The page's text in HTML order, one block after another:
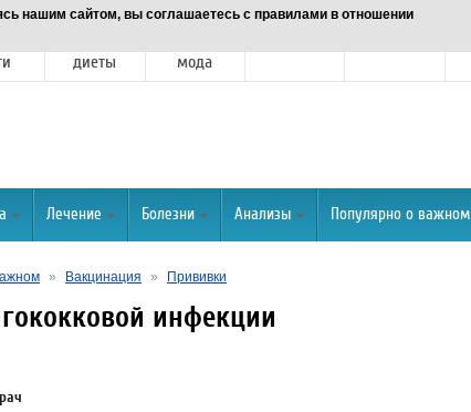
нашим сайтом, вы соглашаетесь с правилами в отношении
диеты
мода
Лечение Болезни Анализы Популярно о важном
» Вакцинация » Прививки
инфекции